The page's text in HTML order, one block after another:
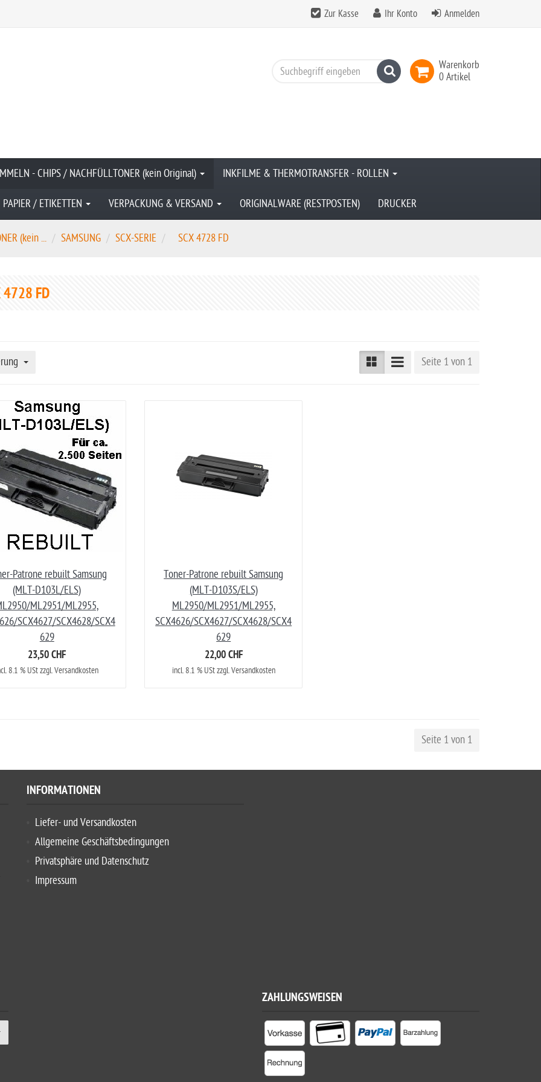
Zur Kasse Ihr Konto Anmelden
Warenkorb
0 Artikel
Suchen
- CHIPS / NACHFÜLLTONER (kein Original) INKFILME & THERMOTRANSFER - ROLLEN
PAPIER / ETIKETTEN VERPACKUNG & VERSAND ORIGINALWARE (RESTPOSTEN) DRUCKER
(kein ... SAMSUNG SCX-SERIE SCX 4728 FD
4728 FD
Seite 1 von 1
Patrone rebuilt Samsung
(MLT-D103L/ELS)
ML2951/ML2955,
SCX4627/SCX4628/SCX4
629
23,50 CHF
8.1 % USt zzgl. Versandkosten
Toner-Patrone rebuilt Samsung
(MLT-D103S/ELS)
ML2950/ML2951/ML2955,
SCX4626/SCX4627/SCX4628/SCX4
629
22,00 CHF
incl. 8.1 % USt zzgl. Versandkosten
Seite 1 von 1
INFORMATIONEN
Liefer- und Versandkosten
Allgemeine Geschäftsbedingungen
Privatsphäre und Datenschutz
Impressum
ZAHLUNGSWEISEN